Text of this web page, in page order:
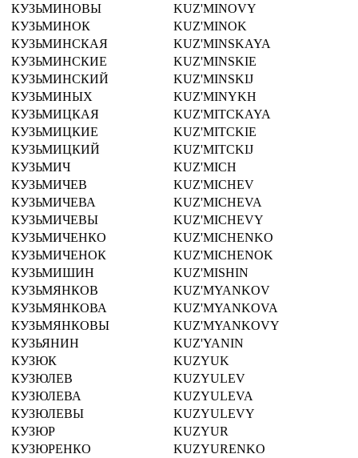
КУЗЬМИНОВЫ
KUZ'MINOVY
КУЗЬМИНОК
KUZ'MINOK
КУЗЬМИНСКАЯ
KUZ'MINSKAYA
КУЗЬМИНСКИЕ
KUZ'MINSKIE
КУЗЬМИНСКИЙ
KUZ'MINSKIJ
КУЗЬМИНЫХ
KUZ'MINYKH
КУЗЬМИЦКАЯ
KUZ'MITCKAYA
КУЗЬМИЦКИЕ
KUZ'MITCKIE
КУЗЬМИЦКИЙ
KUZ'MITCKIJ
КУЗЬМИЧ
KUZ'MICH
КУЗЬМИЧЕВ
KUZ'MICHEV
КУЗЬМИЧЕВА
KUZ'MICHEVA
КУЗЬМИЧЕВЫ
KUZ'MICHEVY
КУЗЬМИЧЕНКО
KUZ'MICHENKO
КУЗЬМИЧЕНОК
KUZ'MICHENOK
КУЗЬМИШИН
KUZ'MISHIN
КУЗЬМЯНКОВ
KUZ'MYANKOV
КУЗЬМЯНКОВА
KUZ'MYANKOVA
КУЗЬМЯНКОВЫ
KUZ'MYANKOVY
КУЗЬЯНИН
KUZ'YANIN
КУЗЮК
KUZYUK
КУЗЮЛЕВ
KUZYULEV
КУЗЮЛЕВА
KUZYULEVA
КУЗЮЛЕВЫ
KUZYULEVY
КУЗЮР
KUZYUR
КУЗЮРЕНКО
KUZYURENKO